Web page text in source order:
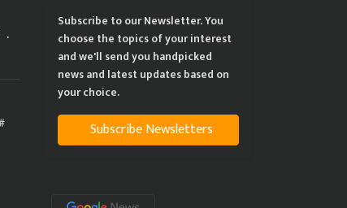
Subscribe to our Newsletter. You
choose the topics of your interest
and we'll send you handpicked
news and latest updates based on
your choice.
Subscribe Newsletters